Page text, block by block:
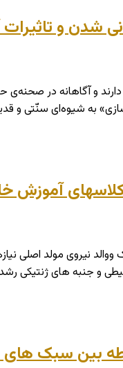
شدن و تاثیرات
و آگاهانه در صحنه‌ی
به شیوه‌ای سنّتی و
آموزش
و جنبه های ژنتیکی رشد
بین سبک های